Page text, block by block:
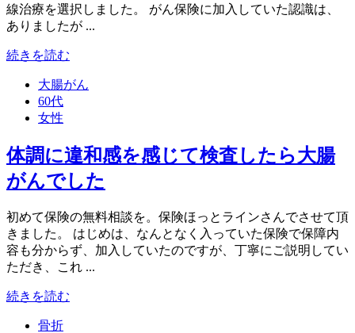
線治療を選択しました。 がん保険に加入していた認識は、
ありましたが ...
続きを読む
大腸がん
60代
女性
体調に違和感を感じて検査したら大腸
がんでした
初めて保険の無料相談を。保険ほっとラインさんでさせて頂
きました。 はじめは、なんとなく入っていた保険で保障内
容も分からず、加入していたのですが、丁寧にご説明してい
ただき、これ ...
続きを読む
骨折